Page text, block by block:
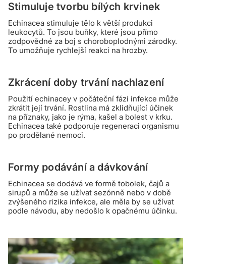
Stimuluje tvorbu bílých krvinek
Echinacea stimuluje tělo k větší produkci
leukocytů. To jsou buňky, které jsou přímo
zodpovědné za boj s choroboplodnými zárodky.
To umožňuje rychlejší reakci na hrozby.
Zkrácení doby trvání nachlazení
Použití echinacey v počáteční fázi infekce může
zkrátit její trvání. Rostlina má zklidňující účinek
na příznaky, jako je rýma, kašel a bolest v krku.
Echinacea také podporuje regeneraci organismu
po prodělané nemoci.
Formy podávání a dávkování
Echinacea se dodává ve formě tobolek, čajů a
sirupů a může se užívat sezónně nebo v době
zvýšeného rizika infekce, ale měla by se užívat
podle návodu, aby nedošlo k opačnému účinku.